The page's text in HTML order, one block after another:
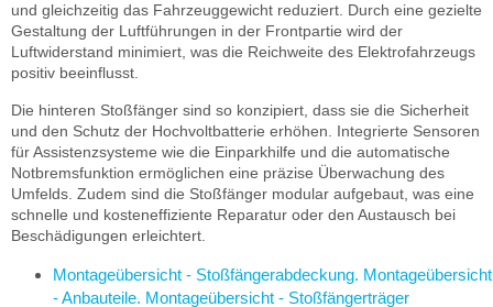
und gleichzeitig das Fahrzeuggewicht reduziert. Durch eine gezielte
Gestaltung der Luftführungen in der Frontpartie wird der
Luftwiderstand minimiert, was die Reichweite des Elektrofahrzeugs
positiv beeinflusst.
Die hinteren Stoßfänger sind so konzipiert, dass sie die Sicherheit
und den Schutz der Hochvoltbatterie erhöhen. Integrierte Sensoren
für Assistenzsysteme wie die Einparkhilfe und die automatische
Notbremsfunktion ermöglichen eine präzise Überwachung des
Umfelds. Zudem sind die Stoßfänger modular aufgebaut, was eine
schnelle und kosteneffiziente Reparatur oder den Austausch bei
Beschädigungen erleichtert.
Montageübersicht - Stoßfängerabdeckung. Montageübersicht
- Anbauteile. Montageübersicht - Stoßfängerträger